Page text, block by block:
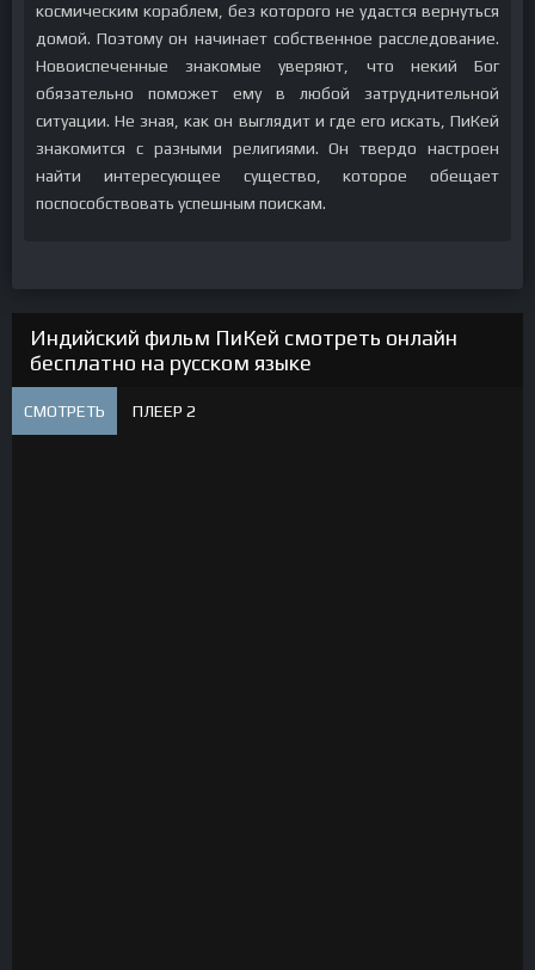
космическим кораблем, без которого не удастся вернуться
домой. Поэтому он начинает собственное расследование.
Новоиспеченные знакомые уверяют, что некий Бог
обязательно поможет ему в любой затруднительной
ситуации. Не зная, как он выглядит и где его искать, ПиКей
знакомится с разными религиями. Он твердо настроен
найти интересующее существо, которое обещает
поспособствовать успешным поискам.
Индийский фильм ПиКей смотреть онлайн
бесплатно на русском языке
СМОТРЕТЬ ПЛЕЕР 2